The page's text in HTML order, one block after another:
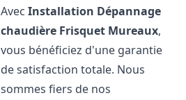
AvecInstallation Dépannage
chaudière Frisquet Mureaux,
vous bénéficiez d'une garantie
de satisfaction totale. Nous
sommes fiers de nos